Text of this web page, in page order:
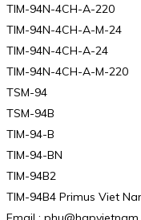
TIM-94N-4CH-A-220
TIM-94N-4CH-A-M-24
TIM-94N-4CH-A-24
TIM-94N-4CH-A-M-220
TSM-94
TSM-94B
TIM-94-B
TIM-94-BN
TIM-94B2
TIM-94B4 Primus Viet